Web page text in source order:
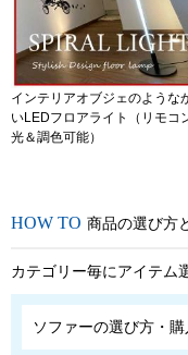
インテリアオブジェのような
いLEDフロアライト（リモコ
光＆調色可能）
商品の選び方
カテゴリー毎にアイテム
ソファーの選び方・